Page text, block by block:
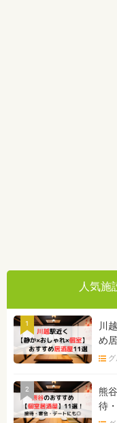
人気施
1
川
め
グ
2
熊
待